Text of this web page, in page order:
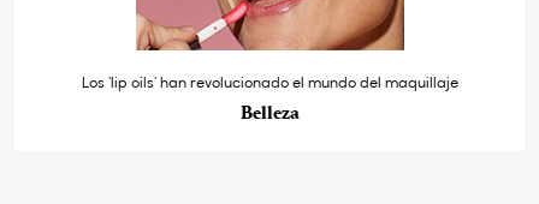
Los ‘lip oils’ han revolucionado el mundo del maquillaje
Belleza